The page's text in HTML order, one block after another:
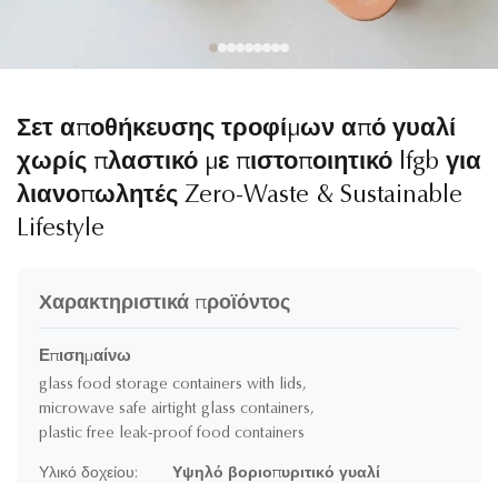
Σετ αποθήκευσης τροφίμων από γυαλί
χωρίς πλαστικό με πιστοποιητικό lfgb για
λιανοπωλητές Zero-Waste & Sustainable
Lifestyle
Χαρακτηριστικά προϊόντος
Επισημαίνω
glass food storage containers with lids,
microwave safe airtight glass containers,
plastic free leak-proof food containers
Υλικό δοχείου: Υψηλό βοριοπυριτικό γυαλί